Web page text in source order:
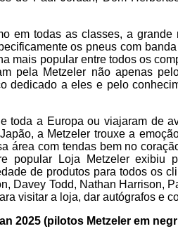
em todas as classes, a
os pneus com
mais popular entre todos os
pela Metzeler não apenas
dedicado a eles e pelo
toda a Europa ou viajaram de
a Metzeler trouxe a
área com tendas bem no
popular Loja Metzeler exibiu
de produtos para todos os
Davey Todd, Nathan Harrison,
visitar a loja, dar autógrafos e
2025 (pilotos Metzeler em